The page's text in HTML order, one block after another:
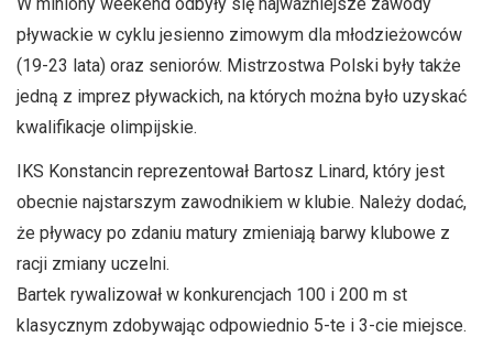
pływackie w cyklu jesienno zimowym dla młodzieżowców
(19-23 lata) oraz seniorów. Mistrzostwa Polski były także
jedną z imprez pływackich, na których można było uzyskać
kwalifikacje olimpijskie.
IKS Konstancin reprezentował Bartosz Linard, który jest
obecnie najstarszym zawodnikiem w klubie. Należy dodać,
że pływacy po zdaniu matury zmieniają barwy klubowe z
racji zmiany uczelni.
Bartek rywalizował w konkurencjach 100 i 200 m st
klasycznym zdobywając odpowiednio 5-te i 3-cie miejsce.